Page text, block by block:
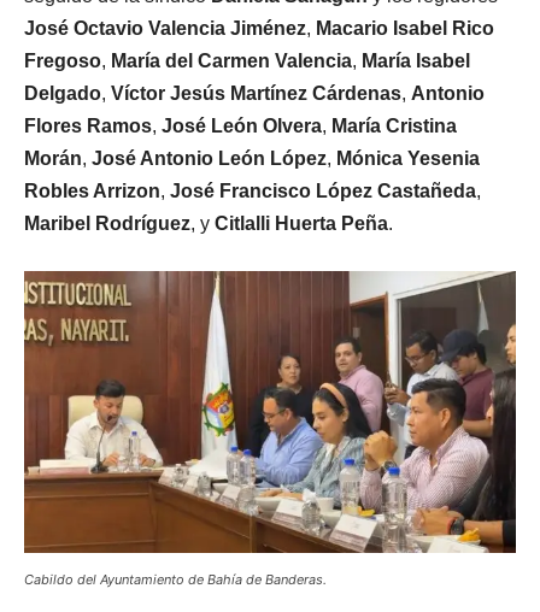
José Octavio Valencia Jiménez, Macario Isabel Rico
Fregoso, María del Carmen Valencia, María Isabel
Delgado, Víctor Jesús Martínez Cárdenas, Antonio
Flores Ramos, José León Olvera, María Cristina
Morán, José Antonio León López, Mónica Yesenia
Robles Arrizon, José Francisco López Castañeda,
Maribel Rodríguez, y Citlalli Huerta Peña.
Cabildo del Ayuntamiento de Bahía de Banderas.